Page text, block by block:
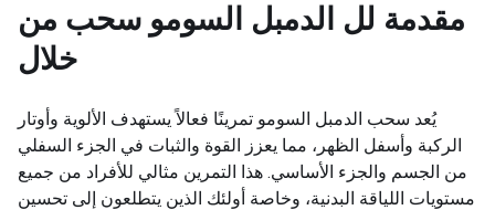
مقدمة لل الدمبل السومو سحب من
خلال
يُعد سحب الدمبل السومو تمرينًا فعالاً يستهدف الألوية وأوتار
الركبة وأسفل الظهر، مما يعزز القوة والثبات في الجزء السفلي
من الجسم والجزء الأساسي. هذا التمرين مثالي للأفراد من جميع
مستويات اللياقة البدنية، وخاصة أولئك الذين يتطلعون إلى تحسين